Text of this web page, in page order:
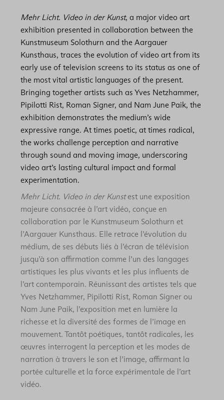
Mehr Licht. Video in der Kunst, a major video art
exhibition presented in collaboration between the
Kunstmuseum Solothurn and the Aargauer
Kunsthaus, traces the evolution of video art from its
early use of television screens to its status as one of
the most vital artistic languages of the present.
Bringing together artists such as Yves Netzhammer,
Pipilotti Rist, Roman Signer, and Nam June Paik, the
exhibition demonstrates the medium’s wide
expressive range. At times poetic, at times radical,
the works challenge perception and narrative
through sound and moving image, underscoring
video art’s lasting cultural impact and formal
experimentation.
Mehr Licht. Video in der Kunstest une exposition
majeure consacrée à l’art vidéo, conçue en
collaboration par le Kunstmuseum Solothurn et
l’Aargauer Kunsthaus. Elle retrace l’évolution du
médium, de ses débuts liés à l’écran de télévision
jusqu’à son affirmation comme l’un des langages
artistiques les plus vivants et les plus influents de
l’art contemporain. Réunissant des artistes tels que
Yves Netzhammer, Pipilotti Rist, Roman Signer ou
Nam June Paik, l’exposition met en lumière la
richesse et la diversité des formes de l’image en
mouvement. Tantôt poétiques, tantôt radicales, les
œuvres interrogent la perception et les modes de
narration à travers le son et l’image, affirmant la
portée culturelle et la force expérimentale de l’art
vidéo.